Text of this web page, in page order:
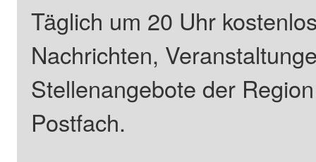
Täglich um 20 Uhr
Nachrichten,
Stellenangebote der
Postfach.